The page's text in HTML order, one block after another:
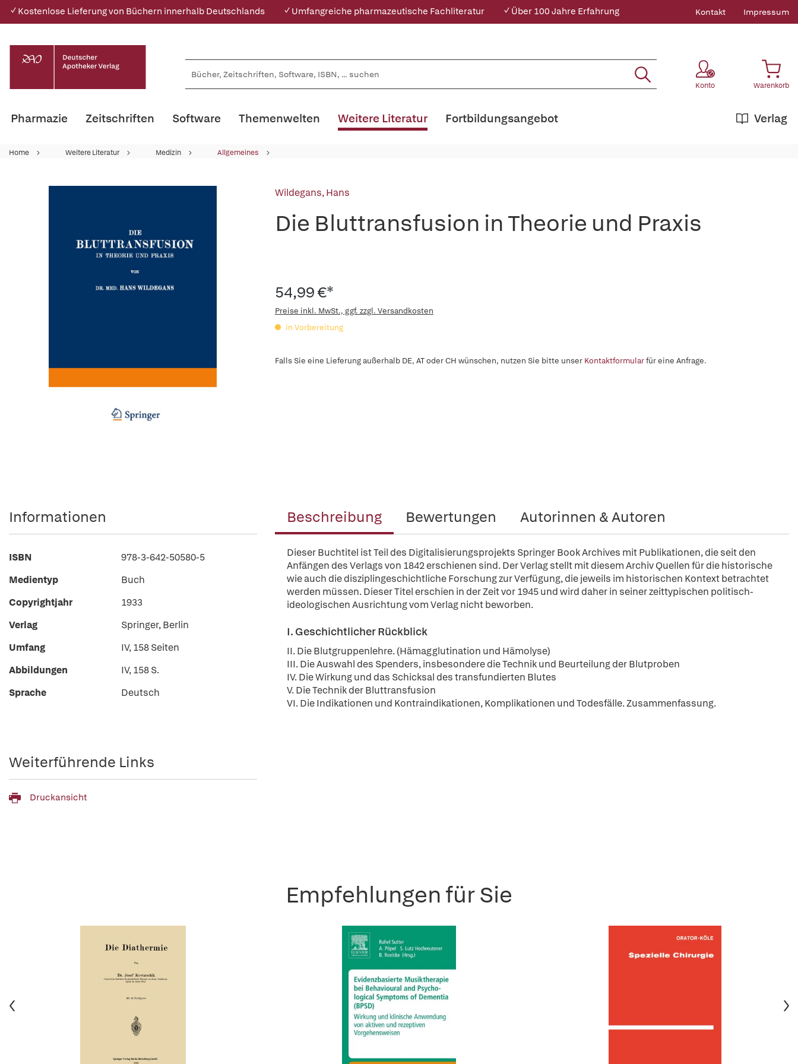
✓ Kostenlose Lieferung von Büchern innerhalb Deutschlands ✓ Umfangreiche pharmazeutische Fachliteratur ✓ Über 100 Jahre Erfahrung Kontakt Impressum
Konto Warenkorb
Pharmazie Zeitschriften Software Themenwelten Weitere Literatur Verlag
Fortbildungsangebot
Home Weitere Literatur Medizin Allgemeines
Wildegans, Hans
Die Bluttransfusion in Theorie und Praxis
54,99 €*
Preise inkl. MwSt., ggf. zzgl. Versandkosten
in Vorbereitung
Falls Sie eine Lieferung außerhalb DE, AT oder CH wünschen, nutzen Sie bitte unser Kontaktformularfür eine Anfrage.
Beschreibung Bewertungen Autorinnen & Autoren
Dieser Buchtitel ist Teil des Digitalisierungsprojekts Springer Book Archives mit Publikationen, die seit den
Anfängen des Verlags von 1842 erschienen sind. Der Verlag stellt mit diesem Archiv Quellen für die historische
wie auch die disziplingeschichtliche Forschung zur Verfügung, die jeweils im historischen Kontext betrachtet
werden müssen. Dieser Titel erschien in der Zeit vor 1945 und wird daher in seiner zeittypischen politisch-
ideologischen Ausrichtung vom Verlag nicht beworben.
I. Geschichtlicher Rückblick
II. Die Blutgruppenlehre. (Hämagglutination und Hämolyse)
III. Die Auswahl des Spenders, insbesondere die Technik und Beurteilung der Blutproben
IV. Die Wirkung und das Schicksal des transfundierten Blutes
V. Die Technik der Bluttransfusion
VI. Die Indikationen und Kontraindikationen, Komplikationen und Todesfälle. Zusammenfassung.
Informationen
ISBN
978-3-642-50580-5
Medientyp
Buch
Copyrightjahr
1933
Verlag
Springer, Berlin
Umfang
IV, 158 Seiten
Abbildungen
IV, 158 S.
Sprache
Deutsch
Weiterführende Links
Druckansicht
Empfehlungen für Sie